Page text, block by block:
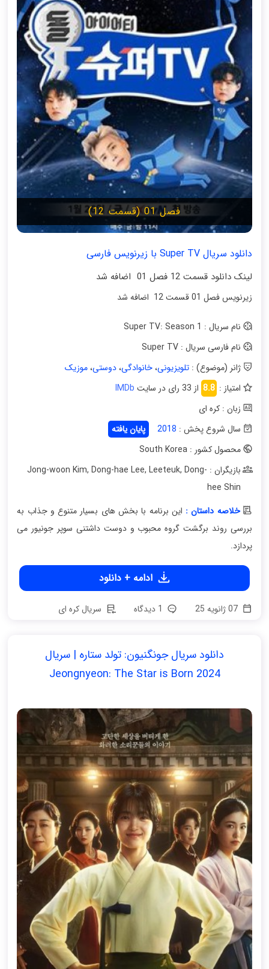
فصل 01 (قسمت 12)
دانلود سریال Super TV با زیرنویس فارسی
لینک دانلود قسمت 12 فصل 01 اضافه شد
زیرنویس فصل 01 قسمت 12 اضافه شد
نام سریال : Super TV: Season 1
نام فارسی سریال : Super TV
ژانر (موضوع) :تلویزیونی،خانوادگی،دوستی،موزیک
امتیاز : 8.8 از 33 رای در سایت
IMDb
زبان : کره ای
سال شروع پخش : 2018
پایان یافته
محصول کشور : South Korea
بازیگران : Jong-woon Kim
, Dong-hae Lee, Leeteuk, Dong-
hee Shin
خلاصه داستان : این برنامه با بخش های بسیار متنوع و جذاب به
بررسی روند برگشت گروه محبوب و دوست داشتنی سوپر جونیور می
پردازد.
ادامه + دانلود
07 ژانویه 25 سریال کره ای
دانلود سریال جونگنیون: تولد ستاره | سریال
Jeongnyeon: The Star is Born 2024